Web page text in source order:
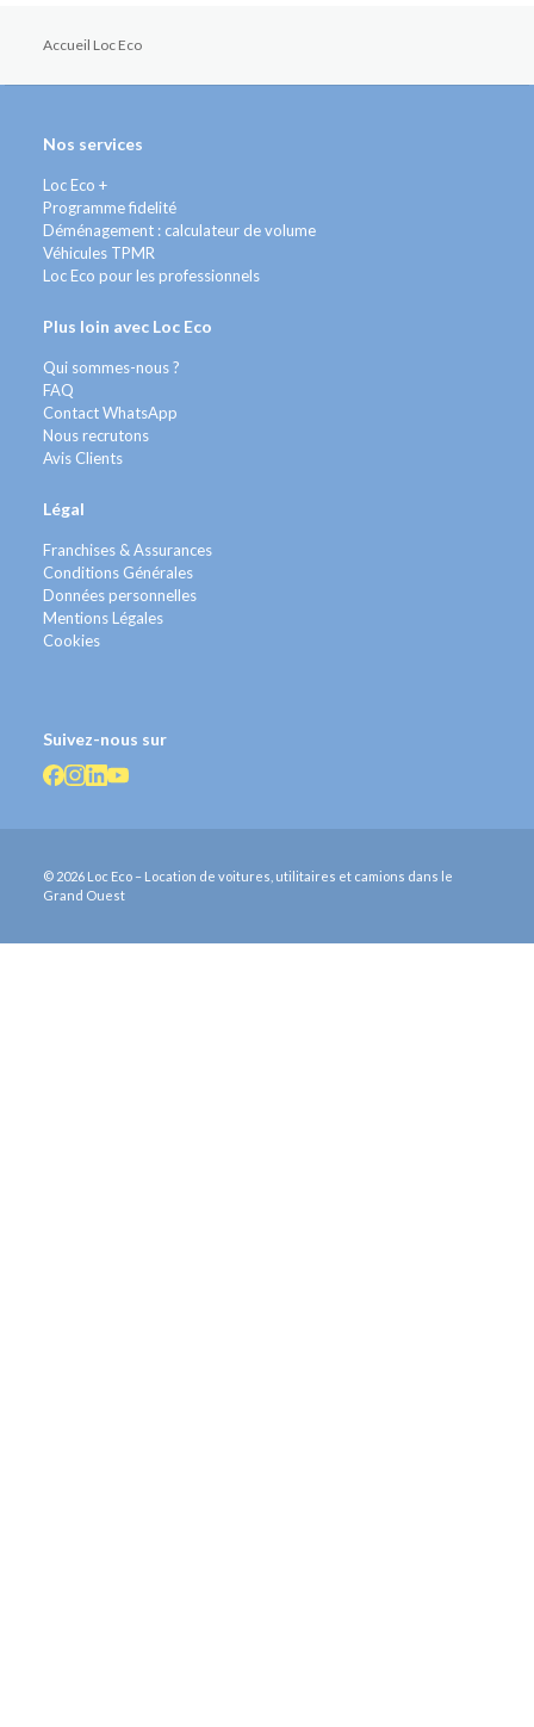
Accueil Loc Eco
Nos services
Loc Eco +
Programme fidelité
Déménagement : calculateur de volume
Véhicules TPMR
Loc Eco pour les professionnels
Plus loin avec Loc Eco
Qui sommes-nous ?
FAQ
Contact WhatsApp
Nous recrutons
Avis Clients
Légal
Franchises & Assurances
Conditions Générales
Données personnelles
Mentions Légales
Cookies
Suivez-nous sur
© 2026 Loc Eco – Location de voitures, utilitaires et camions dans le
Grand Ouest